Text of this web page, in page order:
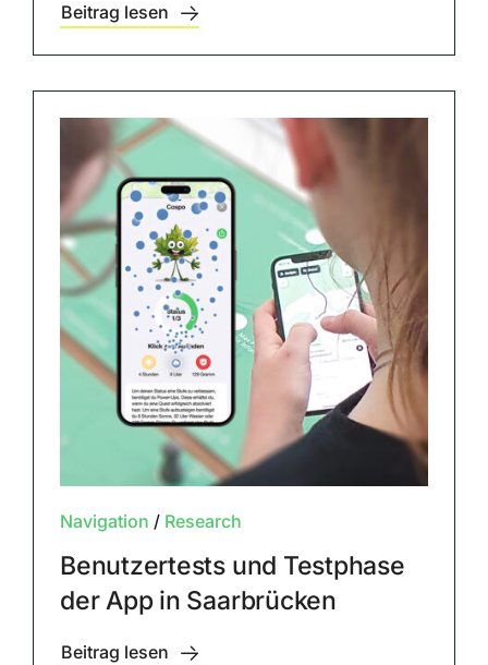
Beitrag lesen
Navigation / Research
Benutzertests und Testphase
der App in Saarbrücken
Beitrag lesen